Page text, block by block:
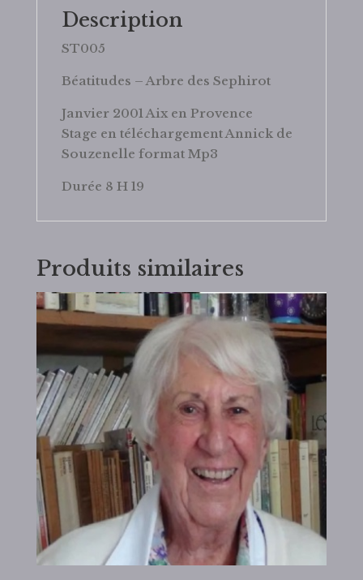
Description
ST005
Béatitudes – Arbre des Sephirot
Janvier 2001 Aix en Provence
Stage en téléchargement Annick de
Souzenelle format Mp3
Durée 8 H 19
Produits similaires